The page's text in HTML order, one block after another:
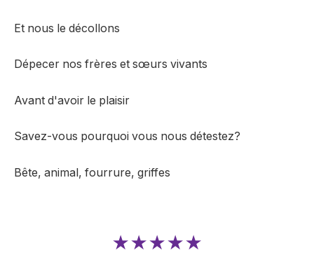
Et nous le décollons
Dépecer nos frères et sœurs vivants
Avant d'avoir le plaisir
Savez-vous pourquoi vous nous détestez?
Bête, animal, fourrure, griffes
★★★★★